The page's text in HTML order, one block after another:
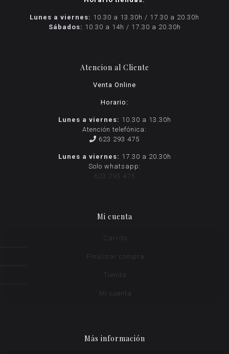
Lunes a viernes: 10.30 a 13.30h / 17.30 a 20.30h
Sábados: 10.30 a 14h / 17.30 a 20.30h
Atencion al Cliente
Venta Online
Horario:
Lunes a viernes: 10.30 a 13.30h
Atención telefónica:
623 293 475
Lunes a viernes: 17.30 a 20.30h
Solo whatsapp:
623 293 475
Mi cuenta
Carrito
Finalizar compra
Tienda
Mi cuenta
Más información